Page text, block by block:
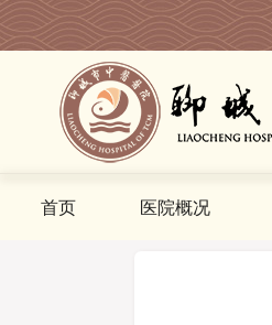
首页 医院概况
您当前的位置是: